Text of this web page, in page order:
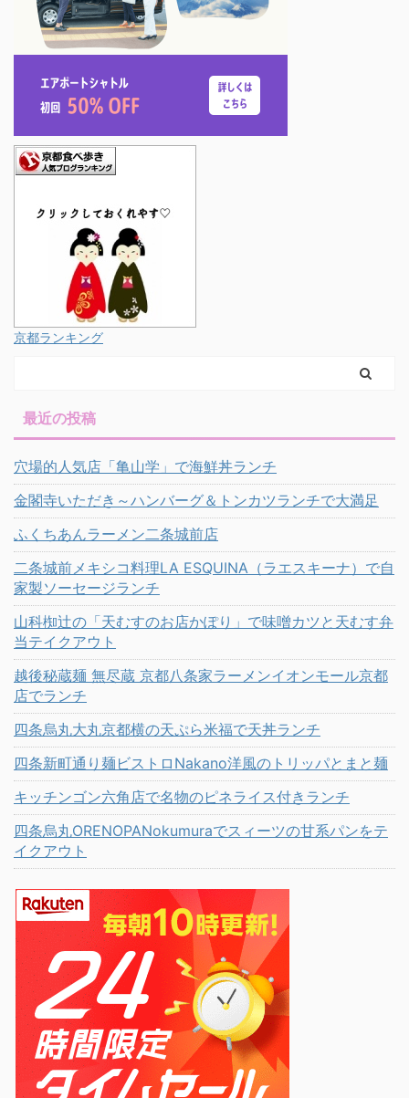
京都ランキング
最近の投稿
穴場的人気店「亀山学」で海鮮丼ランチ
金閣寺いただき～ハンバーグ＆トンカツランチで大満足
ふくちあんラーメン二条城前店
二条城前メキシコ料理LA ESQUINA（ラエスキーナ）で自
家製ソーセージランチ
山科椥辻の「天むすのお店かぽり」で味噌カツと天むす弁
当テイクアウト
越後秘蔵麺 無尽蔵 京都八条家ラーメンイオンモール京都
店でランチ
四条烏丸大丸京都横の天ぷら米福で天丼ランチ
四条新町通り麺ビストロNakano洋風のトリッパとまと麺
キッチンゴン六角店で名物のピネライス付きランチ
四条烏丸ORENOPANokumuraでスィーツの甘系パンをテ
イクアウト